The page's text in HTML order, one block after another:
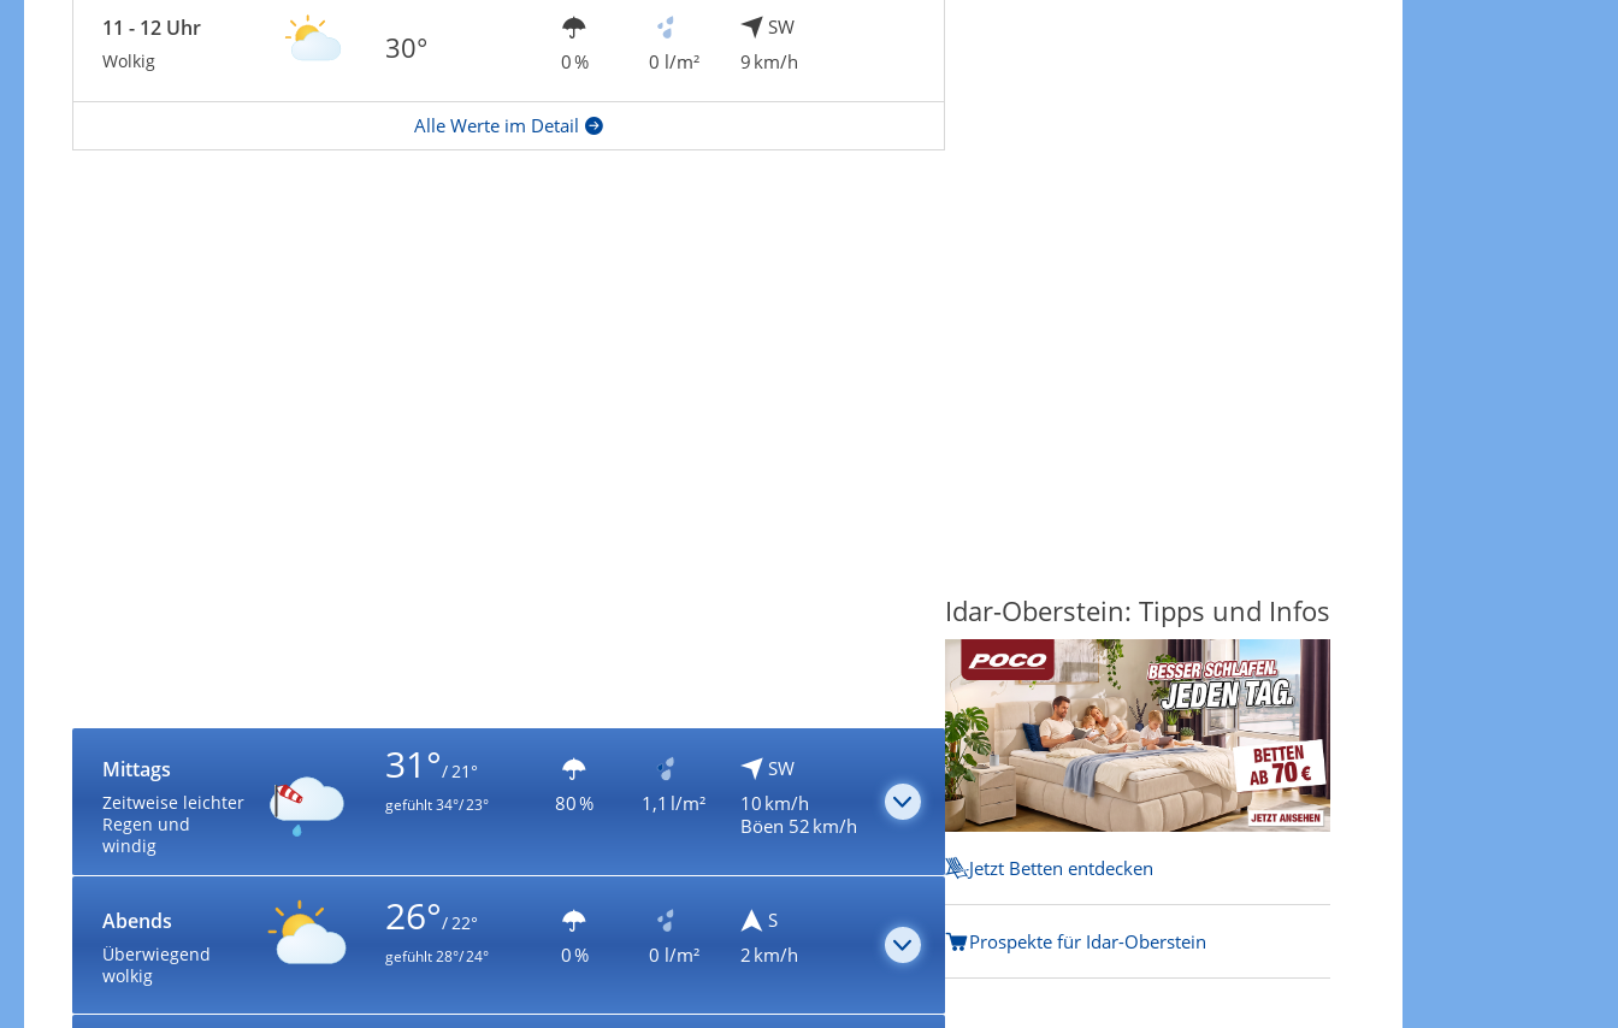
11 - 12 Uhr
Wolkig 30° 0 % 0 l/m²
SW
9 km/h
Alle Werte im Detail
Mittags
Zeitweise leichter
Regen und
windig
31°/ 21°
gefühlt34°/ 23° 80 % 1,1 l/m²
SW
10 km/h
Böen 52 km/h
Abends
Überwiegend
wolkig
26°/ 22°
gefühlt28°/ 24° 0 % 0 l/m²
S
2 km/h
Idar-Oberstein: Tipps und Infos
Jetzt Betten entdecken
Prospekte für Idar-Oberstein